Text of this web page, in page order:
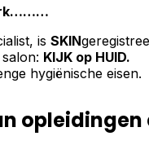
is SKIN
KIJK op HUID.
hygiënische eisen.